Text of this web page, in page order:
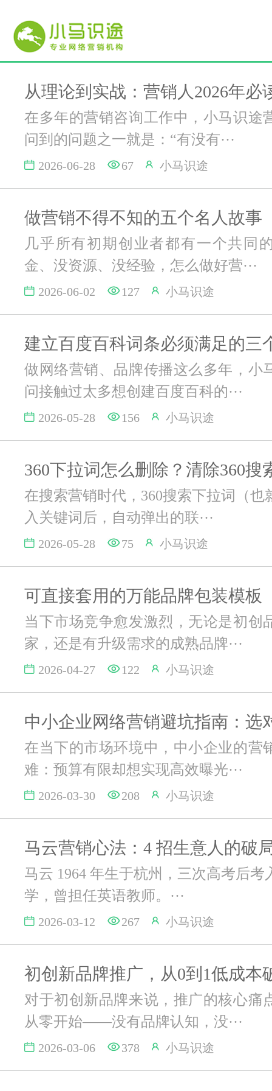
从理论到实战：营销人2026年必
在多年的营销咨询工作中，小马识途
问到的问题之一就是：“有没有···
2026-06-28 67 小马识途
做营销不得不知的五个名人故事
几乎所有初期创业者都有一个共同
金、没资源、没经验，怎么做好营···
2026-06-02 127 小马识途
建立百度百科词条必须满足的三
做网络营销、品牌传播这么多年，小
问接触过太多想创建百度百科的···
2026-05-28 156 小马识途
在搜索营销时代，360搜索下拉词（也
入关键词后，自动弹出的联···
2026-05-28 75 小马识途
可直接套用的万能品牌包装模板
当下市场竞争愈发激烈，无论是初创
家，还是有升级需求的成熟品牌···
2026-04-27 122 小马识途
在当下的市场环境中，中小企业的营
难：预算有限却想实现高效曝光···
2026-03-30 208 小马识途
马云营销心法：4 招生意人的破
马云 1964 年生于杭州，三次高考后考
学，曾担任英语教师。···
2026-03-12 267 小马识途
初创新品牌推广，从0到1低成本
对于初创新品牌来说，推广的核心痛
从零开始——没有品牌认知，没···
2026-03-06 378 小马识途